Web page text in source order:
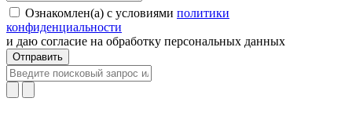
Ознакомлен(а) с условиями политики
конфиденциальности
и даю согласие на обработку персональных данных
Отправить